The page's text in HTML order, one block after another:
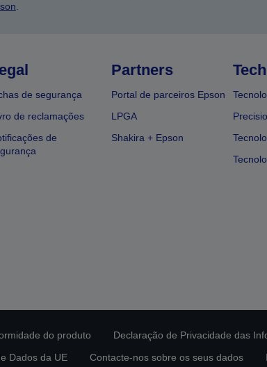
de segurança
de reclamações
de
Partners
Portal de parceiros Epson
LPGA
Shakira + Epson
do produto Declaração de Privacidade das
Dados da UE
Contacte-nos sobre os seus dados